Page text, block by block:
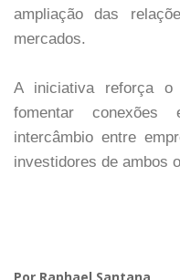
ampliação das
mercados.
A iniciativa reforça o
fomentar
intercâmbio entre
investidores de ambos